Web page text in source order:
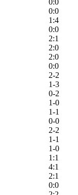
0:0
0:0
1:4
0:0
2:1
2:0
2:0
0:0
2-2
1-3
0-2
1-0
1-1
0-0
2-2
1-1
1-0
1:1
4:1
2:1
0:0